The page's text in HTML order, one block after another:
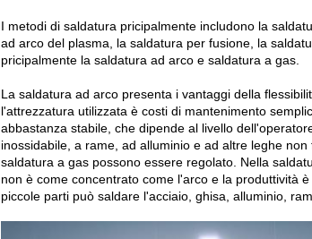
I metodi di saldatura pricipalmente includono la
ad arco del plasma, la saldatura per fusione, la
pricipalmente la saldatura ad arco e saldatura a gas.
La saldatura ad arco presenta i vantaggi della
l'attrezzatura utilizzata è costi di mantenimento
abbastanza stabile, che dipende al livello
inossidabile, a rame, ad alluminio e ad altre leghe
saldatura a gas possono essere regolato. Nella
non è come concentrato come l'arco e la produttività
piccole parti può saldare l'acciaio, ghisa, alluminio,